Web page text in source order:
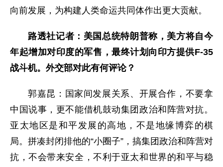
向前发展，为构建人类命运共同体作出更大贡献。
路透社记者：美国总统特朗普称，美方将自今
年起增加对印度的军售，最终计划向印方提供F-35
战斗机。外交部对此有何评论？
郭嘉昆：国家间发展关系、开展合作，不要拿
中国说事，更不能借机鼓动集团政治和阵营对抗。
亚太地区是和平发展的高地，不是地缘博弈的棋
局。拼凑封闭排他的“小圈子”，搞集团政治和阵营对
抗，不会带来安全，不利于亚太和世界的和平与稳